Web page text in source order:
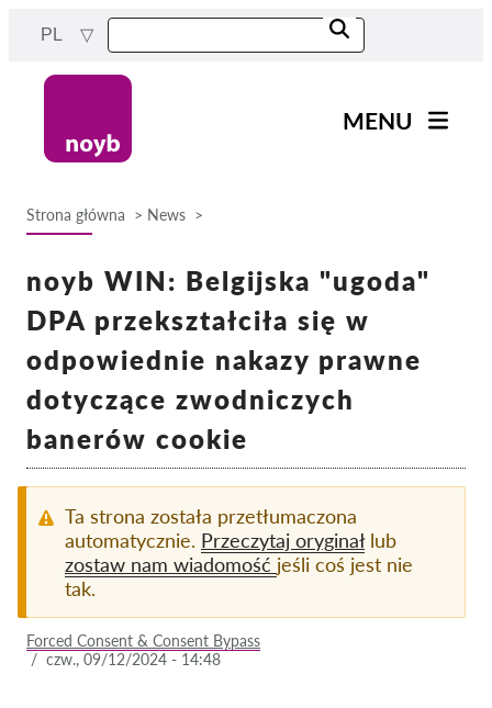
PL
MENU
Nasza praca
Projekty
Reports & Resources
Exercise your rights!
Wesprzyj nas!
Członkostwo
Darowizny
Tax deductability
nawigacyjna
Strona główna News
noyb WIN: Belgijska "ugoda"
DPA przekształciła się w
odpowiednie nakazy prawne
dotyczące zwodniczych
banerów cookie
Ta strona została przetłumaczona
automatycznie. Przeczytaj oryginałlub
zostaw nam wiadomość jeśli coś jest nie
tak.
Forced Consent & Consent Bypass
/ czw., 09/12/2024 - 14:48